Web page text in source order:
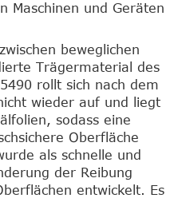
Maschinen und Geräten
beweglichen
Trägermaterial des
rollt sich nach dem
wieder auf und liegt
sodass eine
Oberfläche
als schnelle und
der Reibung
entwickelt. Es